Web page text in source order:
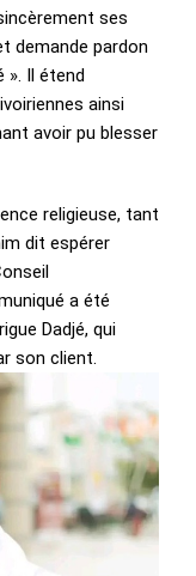
ses
demande pardon
». Il étend
ainsi
avoir pu blesser
religieuse, tant
dit espérer
a été
Dadjé, qui
son client.